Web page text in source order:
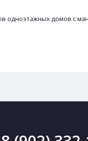
одноэтажных домов с